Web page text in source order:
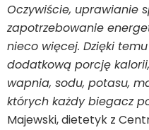
Oczywiście, uprawianie
zapotrzebowanie
nieco więcej. Dzięki
dodatkową porcję
wapnia, sodu, potasu,
których każdy biegacz
Majewski, dietetyk z